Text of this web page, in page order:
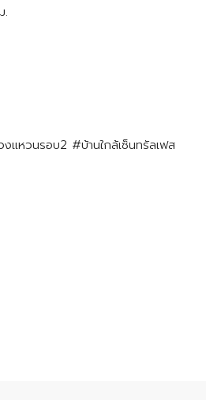
.
แหวนรอบ2 #บ้านใกล้เซ็นทรัลเฟส